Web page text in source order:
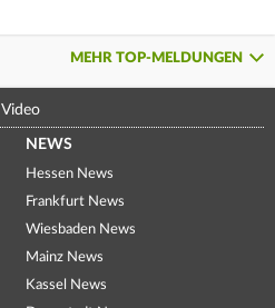
MEHR TOP-MELDUNGEN
Video
NEWS
Hessen News
Frankfurt News
Wiesbaden News
Mainz News
Kassel News